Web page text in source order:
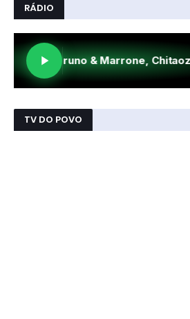
RÁDIO
TV DO POVO